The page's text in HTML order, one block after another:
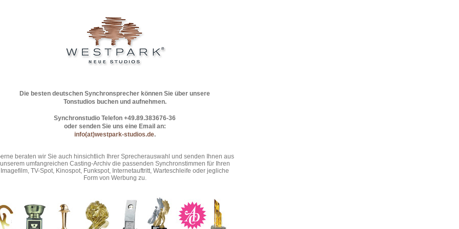
Die besten deutschen Synchronsprecher können Sie über unsere
Tonstudios buchen und aufnehmen.
Synchronstudio Telefon +49.89.383676-36
oder senden Sie uns eine Email an:
info(at)westpark-studios.de.
beraten wir Sie auch hinsichtlich Ihrer Sprecherauswahl und senden Ihnen aus
unserem umfangreichen Casting-Archiv die passenden Synchronstimmen für Ihren
Imagefilm, TV-Spot, Kinospot, Funkspot, Internetauftritt, Warteschleife oder jegliche
Form von Werbung zu.